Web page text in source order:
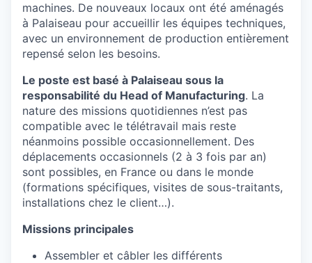
machines. De nouveaux locaux ont été aménagés
à Palaiseau pour accueillir les équipes techniques,
avec un environnement de production entièrement
repensé selon les besoins.
Le poste est basé à Palaiseau sous la
responsabilité du Head of Manufacturing. La
nature des missions quotidiennes n’est pas
compatible avec le télétravail mais reste
néanmoins possible occasionnellement. Des
déplacements occasionnels (2 à 3 fois par an)
sont possibles, en France ou dans le monde
(formations spécifiques, visites de sous-traitants,
installations chez le client…).
Missions principales
Assembler et câbler les différents